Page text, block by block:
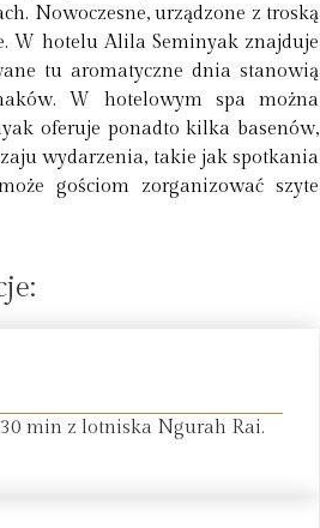
Nowoczesne, urządzone z troską
W hotelu Alila Seminyak znajduje
tu aromatyczne dnia stanowią
W hotelowym spa można
oferuje ponadto kilka basenów,
wydarzenia, takie jak spotkania
gościom zorganizować szyte
min z lotniska Ngurah Rai.